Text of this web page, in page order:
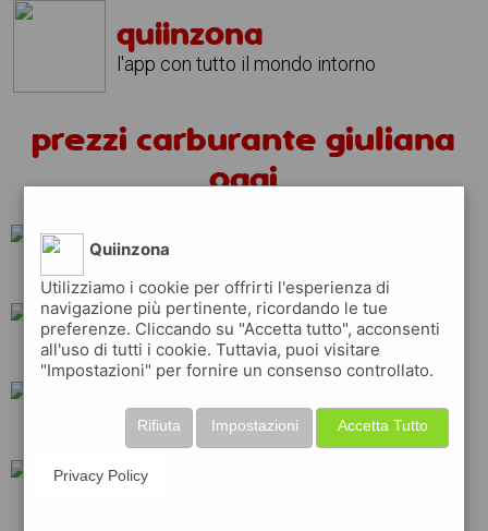
quiinzona
l'app con tutto il mondo intorno
prezzi carburante giuliana
oggi
erg
q8 shell api
repsol
Quiinzona
Utilizziamo i cookie per offrirti l'esperienza di
navigazione più pertinente, ricordando le tue
preferenze. Cliccando su "Accetta tutto", acconsenti
all'uso di tutti i cookie. Tuttavia, puoi visitare
"Impostazioni" per fornire un consenso controllato.
Accetta Tutto
Impostazioni
Rifiuta
Privacy Policy